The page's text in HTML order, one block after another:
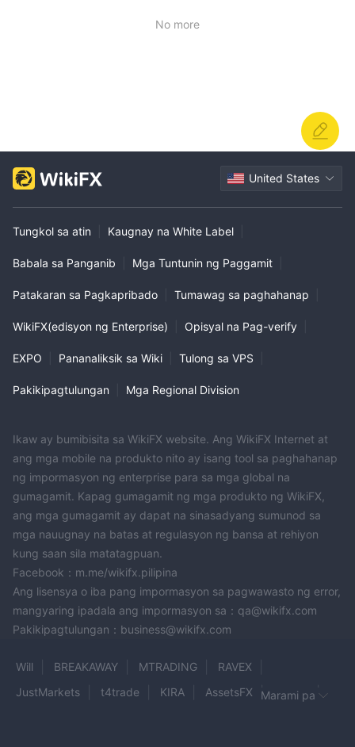
No more
United States
Tungkol sa atin Kaugnay na White Label
Babala sa Panganib Mga Tuntunin ng Paggamit
Patakaran sa Pagkapribado Tumawag sa paghahanap
WikiFX(edisyon ng Enterprise) Opisyal na Pag-verify
EXPO Pananaliksik sa Wiki Tulong sa VPS
Pakikipagtulungan Mga Regional Division
Ikaw ay bumibisita sa WikiFX website. Ang WikiFX Internet at
ang mga mobile na produkto nito ay isang tool sa paghahanap
ng impormasyon ng enterprise para sa mga global na
gumagamit. Kapag gumagamit ng mga produkto ng WikiFX,
ang mga gumagamit ay dapat na sinasadyang sumunod sa
mga nauugnay na batas at regulasyon ng bansa at rehiyon
kung saan sila matatagpuan.
Facebook：m.me/wikifx.pilipina
Ang lisensya o iba pang impormasyon sa pagwawasto ng error,
mangyaring ipadala ang impormasyon sa：qa@wikifx.com
Pakikipagtulungan：business@wikifx.com
Will BREAKAWAY MTRADING
RAVEX
JustMarkets
t4trade KIRA AssetsFX
EVCRY
Marami pa